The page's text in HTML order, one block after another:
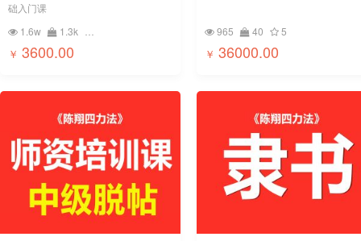
础入门课
1.6w
1.3k
￥ 3600.00
965 40 5
￥ 36000.00